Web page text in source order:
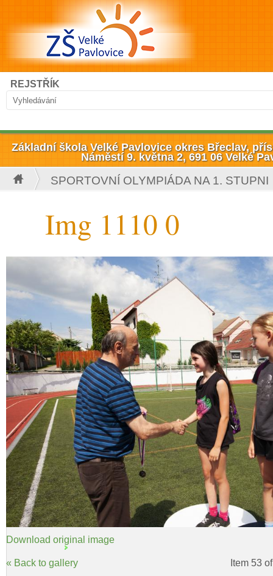
Přejít k hlavnímu obsahu
Vyhledávání
Hledat
REJSTŘÍK
Základní škola Velké Pavlovice okres Břeclav,
Náměstí 9. května 2, 691 06 Velké
Jste zde
SPORTOVNÍ OLYMPIÁDA NA 1. STUPNI
Img 1110 0
Download original image
« Back to gallery Item 53